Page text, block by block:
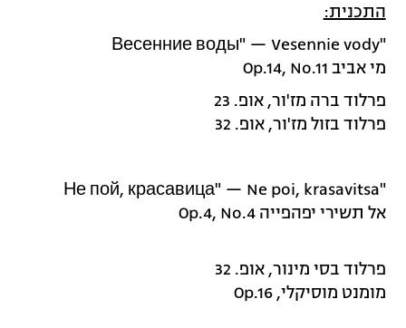
התכנית:
"Весенние воды" — Vesennie vody
מי אביב Op.14, No.11
פרלוד ברה מז'ור, אופ. 23
פרלוד בזול מז'ור, אופ. 32
"Не пой, красавица" — Ne poi, krasavitsa
אל תשירי יפהפייה Op.4, No.4
פרלוד בסי מינור, אופ. 32
מומנט מוסיקלי, Op.16